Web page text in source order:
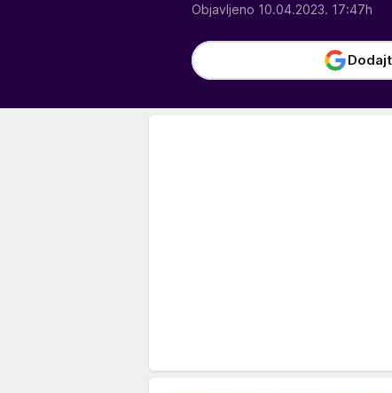
Objavljeno 10.04.2023. 17:47h